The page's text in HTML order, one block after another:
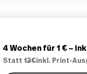
4 Wochen für 1 € –
Statt 12€inkl. Print-